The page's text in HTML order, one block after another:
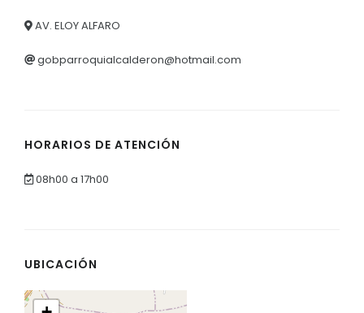
AV. ELOY ALFARO
gobparroquialcalderon@hotmail.com
HORARIOS DE ATENCIÓN
08h00 a 17h00
UBICACIÓN